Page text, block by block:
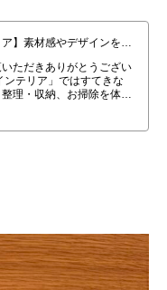
にした、我が家のお気に入り
さん）